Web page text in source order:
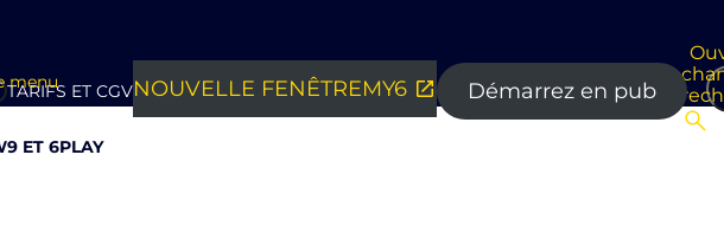
menu
TARIFS ET CGVNOUVELLE FENÊTREMY6 Démarrez en pub
ET 6PLAY